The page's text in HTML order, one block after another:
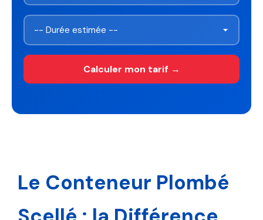
Calculer mon tarif →
Le Conteneur Plombé